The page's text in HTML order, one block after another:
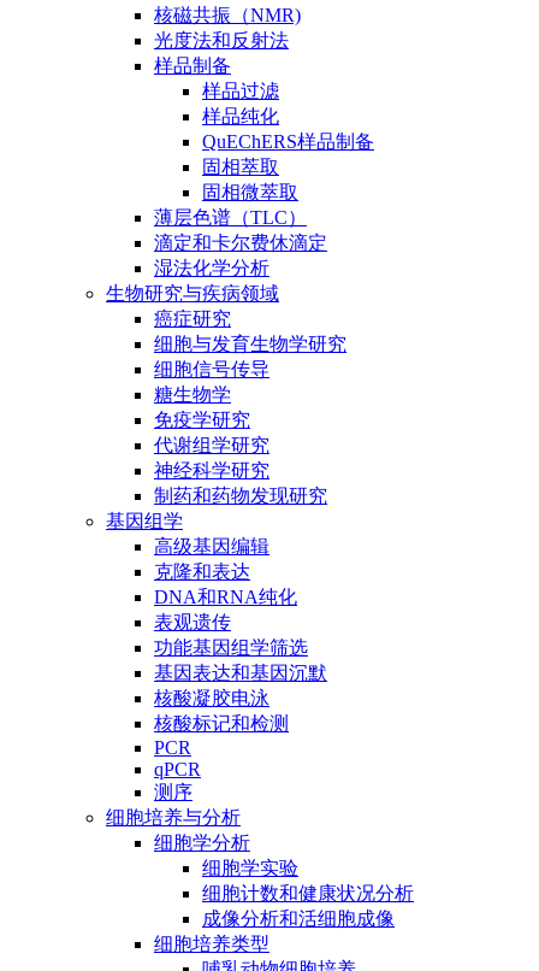
核磁共振（NMR)
光度法和反射法
样品制备
样品过滤
样品纯化
QuEChERS样品制备
固相萃取
固相微萃取
薄层色谱（TLC）
滴定和卡尔费休滴定
湿法化学分析
生物研究与疾病领域
癌症研究
细胞与发育生物学研究
细胞信号传导
糖生物学
免疫学研究
代谢组学研究
神经科学研究
制药和药物发现研究
基因组学
高级基因编辑
克隆和表达
DNA和RNA纯化
表观遗传
功能基因组学筛选
基因表达和基因沉默
核酸凝胶电泳
核酸标记和检测
PCR
qPCR
测序
细胞培养与分析
细胞学分析
细胞学实验
细胞计数和健康状况分析
成像分析和活细胞成像
细胞培养类型